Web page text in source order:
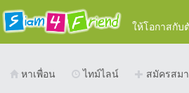
ให้โอกาสกับ
หาเพื่อน ไทม์ไลน์ สมัครสม